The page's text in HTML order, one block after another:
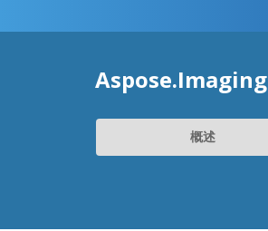
Aspose.Imaging
概述